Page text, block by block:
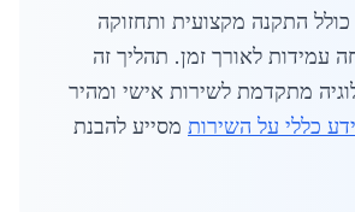
התקנה מקצועית ותחזוקה
עמידות לאורך זמן. תהליך זה
מתקדמת לשירות אישי ומהיר
כללי על השירות מסייע להבנת